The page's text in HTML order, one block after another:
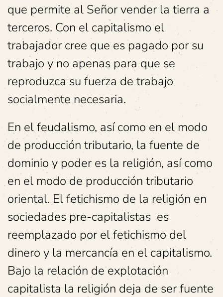
que permite al Señor vender la tierra a
terceros. Con el capitalismo el
trabajador cree que es pagado por su
trabajo y no apenas para que se
reproduzca su fuerza de trabajo
socialmente necesaria.
En el feudalismo, así como en el modo
de producción tributario, la fuente de
dominio y poder es la religión, así como
en el modo de producción tributario
oriental. El fetichismo de la religión en
sociedades pre-capitalistas es
reemplazado por el fetichismo del
dinero y la mercancía en el capitalismo.
Bajo la relación de explotación
capitalista la religión deja de ser fuente